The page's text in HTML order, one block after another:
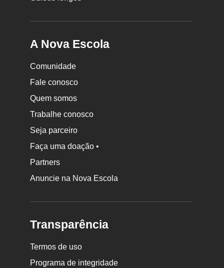
A Nova Escola
Comunidade
Fale conosco
Quem somos
Trabalhe conosco
Seja parceiro
Faça uma doação •
Partners
Anuncie na Nova Escola
Transparência
Termos de uso
Programa de integridade